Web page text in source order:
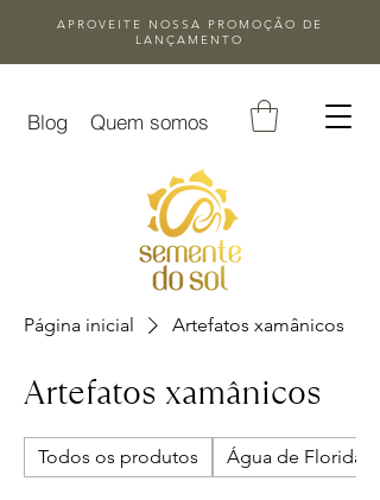
APROVEITE NOSSA
PROMOÇÃO DE
LANÇAMENTO
Blog Quem somos
Página inicial Artefatos xamânicos
Artefatos xamânicos
Todos os produtos Água de Florida